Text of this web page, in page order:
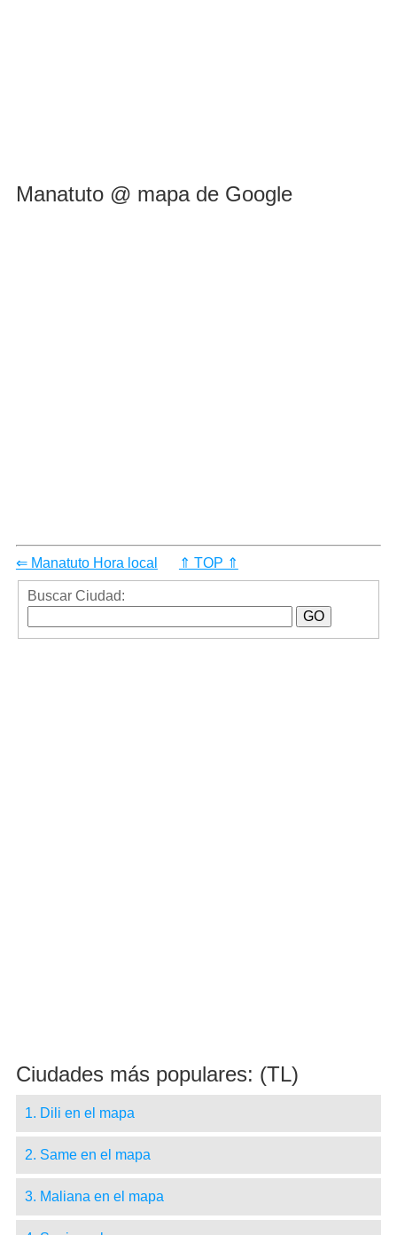
Manatuto @ mapa de Google
⇐ Manatuto Hora local ⇑ TOP ⇑
Buscar Ciudad:
Ciudades más populares: (TL)
1. Dili en el mapa
2. Same en el mapa
3. Maliana en el mapa